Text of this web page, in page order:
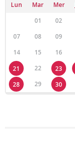
Lun Mar Mer
01
02
07
08 09
14
15 16
21
22 23
28
29 30